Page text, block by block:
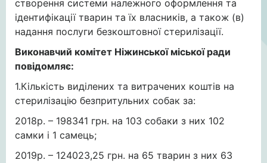
створення системи належного оформлення та
ідентифікації тварин та їх власників, а також (в)
надання послуги безкоштовної стерилізації.
Виконавчий комітет Ніжинської міської ради
повідомляє:
1.Кількість виділених та витрачених коштів на
стерилізацію безпритульних собак за:
2018р. – 198341 грн. на 103 собаки з них 102
самки і 1 самець;
2019р. – 124023,25 грн. на 65 тварин з них 63